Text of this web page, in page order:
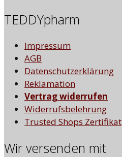
TEDDYpharm
Impressum
AGB
Datenschutzerklärung
Reklamation
Vertrag widerrufen
Widerrufsbelehrung
Trusted Shops Zertifikat
Wir versenden mit